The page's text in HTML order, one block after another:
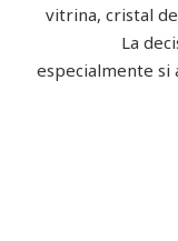
vitrina, cristal
La
especialmente si